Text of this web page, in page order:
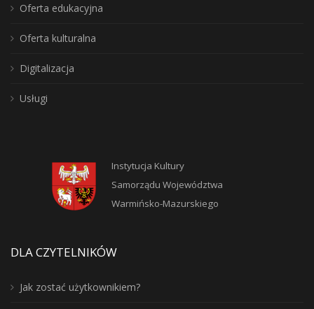
Oferta edukacyjna
Oferta kulturalna
Digitalizacja
Usługi
Instytucja Kultury
Samorządu Województwa
Warmińsko-Mazurskiego
DLA CZYTELNIKÓW
Jak zostać użytkownikiem?